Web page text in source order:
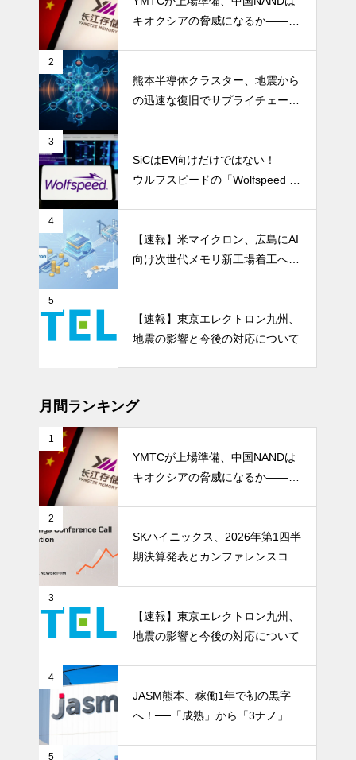
キオクシアの脅威になるか――AI
2
熊本半導体クラスター、地震から
の迅速な復旧でサプライチェーン
3
SiCはEV向けだけではない！――
ウルフスピードの「Wolfspeed G
4
【速報】米マイクロン、広島にAI
向け次世代メモリ新工場着工へ 1.
5
【速報】東京エレクトロン九州、
地震の影響と今後の対応について
月間ランキング
1
YMTCが上場準備、中国NANDは
キオクシアの脅威になるか――AI
2
SKハイニックス、2026年第1四半
期決算発表とカンファレンスコー
3
【速報】東京エレクトロン九州、
地震の影響と今後の対応について
4
JASM熊本、稼働1年で初の黒字
へ！──「成熟」から「3ナノ」へ
5